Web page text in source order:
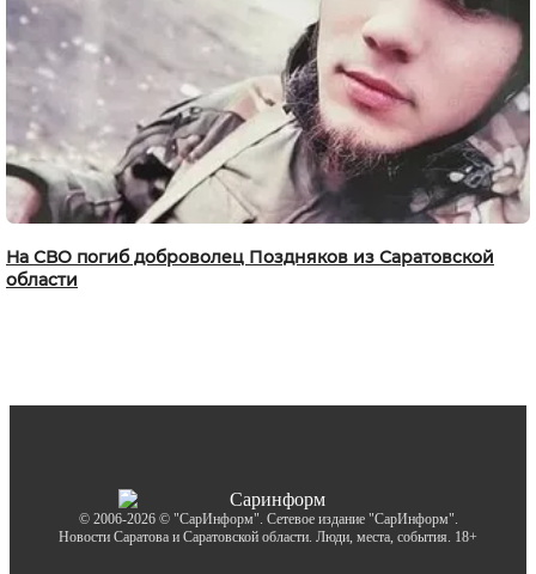
На СВО погиб доброволец Поздняков из Саратовской
области
© 2006-2026 © "СарИнформ". Сетевое издание "СарИнформ".
Новости Саратова и Саратовской области. Люди, места, события. 18+